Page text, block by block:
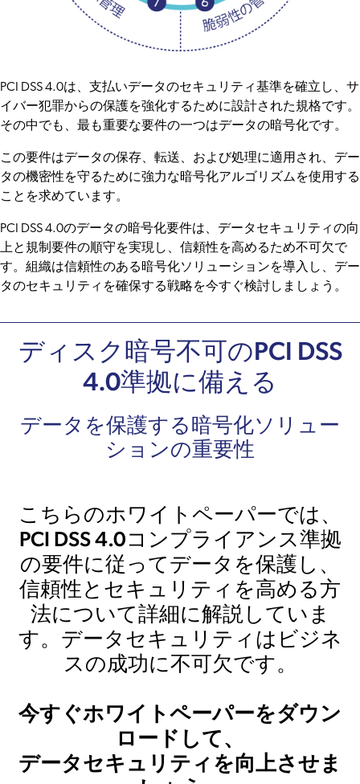
PCI DSS 4.0は、支払いデータのセキュリティ基準を確立し、サ
イバー犯罪からの保護を強化するために設計された規格です。
その中でも、最も重要な要件の一つはデータの暗号化です。
この要件はデータの保存、転送、および処理に適用され、デー
タの機密性を守るために強力な暗号化アルゴリズムを使用する
ことを求めています。
PCI DSS 4.0のデータの暗号化要件は、データセキュリティの向
上と規制要件の順守を実現し、信頼性を高めるため不可欠で
す。組織は信頼性のある暗号化ソリューションを導入し、デー
タのセキュリティを確保する戦略を今すぐ検討しましょう。
ディスク暗号不可のPCI DSS
4.0準拠に備える
データを保護する暗号化ソリュー
ションの重要性
こちらのホワイトペーパーでは、
PCI DSS 4.0コンプライアンス準拠
の要件に従ってデータを保護し、
信頼性とセキュリティを高める方
法について詳細に解説していま
す。データセキュリティはビジネ
スの成功に不可欠です。
今すぐホワイトペーパーをダウン
ロードして、
データセキュリティを向上させま